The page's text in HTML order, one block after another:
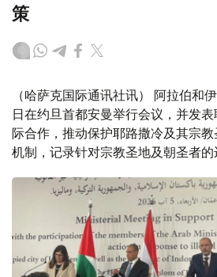
策
（哈萨克国际通讯社讯） 阿拉伯和
日在约旦首都安曼举行会议，并发
际合作，推动保护耶路撒冷及其宗
机制，记录针对宗教圣地及朝圣者的